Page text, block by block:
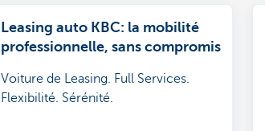
Leasing auto KBC: la mobilité
professionnelle, sans compromis
Voiture de Leasing. Full Services.
Flexibilité. Sérénité.